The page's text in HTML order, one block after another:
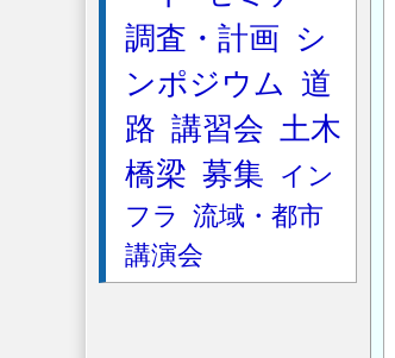
調査・計画
シ
ンポジウム 道
路 講習会 土木
橋梁 募集
イン
フラ
流域・都市
講演会